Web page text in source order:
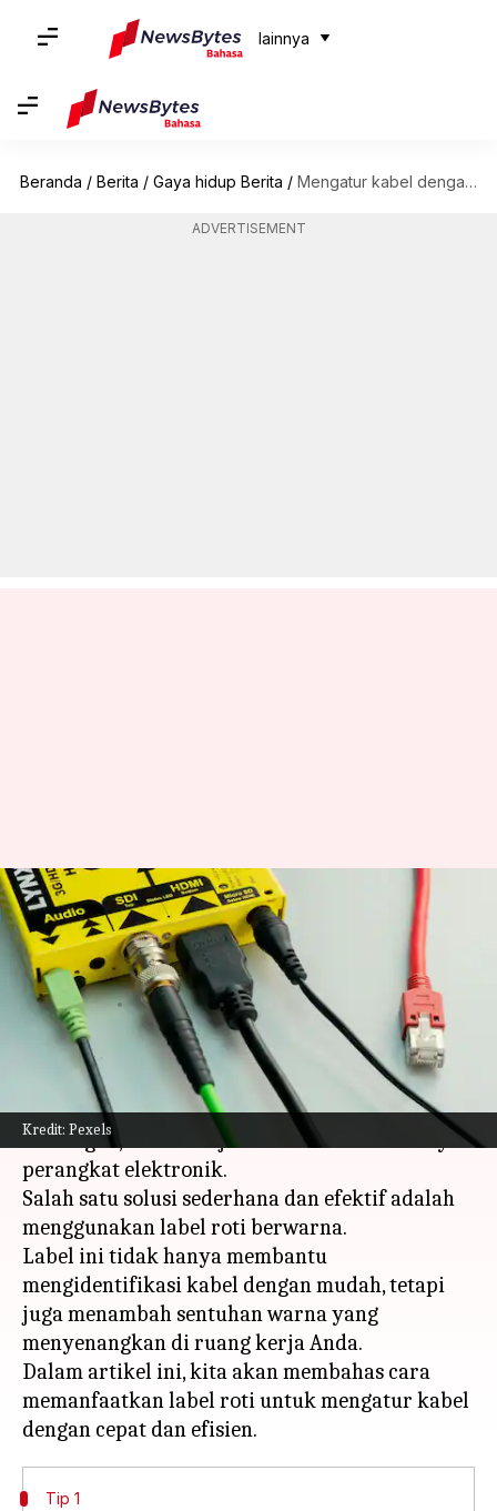
lainnya
Beranda / Berita / Gaya hidup Berita / Mengatur kabel dengan cepat menggunakan label roti berwarna
ADVERTISEMENT
Kredit: Pexels
Mengatur kabel dengan cepat
menggunakan label roti
berwarna
menulis Bob Jun 03, 2026 11:47 am
Apa ceritanya
Mengatur kabel yang berantakan bisa menjadi
tantangan, terutama jika Anda memiliki banyak
perangkat elektronik.
Salah satu solusi sederhana dan efektif adalah
menggunakan label roti berwarna.
Label ini tidak hanya membantu
mengidentifikasi kabel dengan mudah, tetapi
juga menambah sentuhan warna yang
menyenangkan di ruang kerja Anda.
Dalam artikel ini, kita akan membahas cara
memanfaatkan label roti untuk mengatur kabel
Tip 1